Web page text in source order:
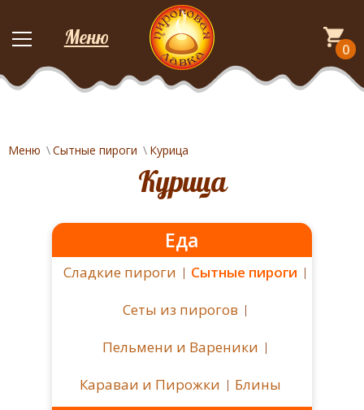
Меню
0
Меню Сытные пироги Курица
Курица
Еда
Сладкие пироги
Сытные пироги
Сеты из пирогов
Пельмени и Вареники
Караваи и Пирожки
Блины